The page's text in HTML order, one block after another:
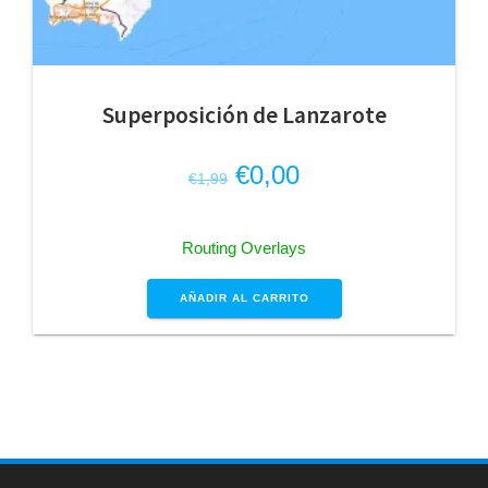
Superposición de Lanzarote
€1,99 El
original
era:
€1,99.
€0,00El
€0,00.
Routing Overlays
AÑADIR AL CARRITO